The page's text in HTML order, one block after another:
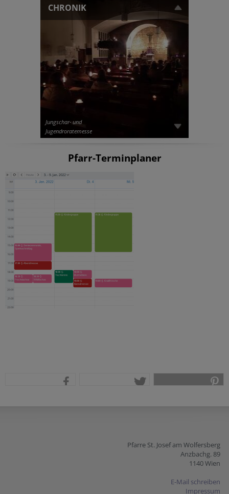
CHRONIK
Jungschar- und
Jugendroratemesse
Pfarr-Terminplaner
Pfarre St. Josef am Wolfersberg
Anzbachg. 89
1140 Wien
E-Mail schreiben
Impressum